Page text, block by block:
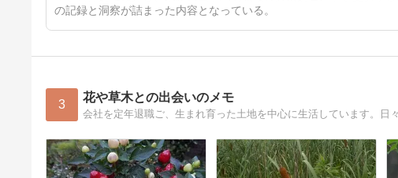
の記録と洞察が詰まった内容となっている。
3 花や草木との出会いのメモ
会社を定年退職ご、生まれ育った土地を中心に生活しています。日